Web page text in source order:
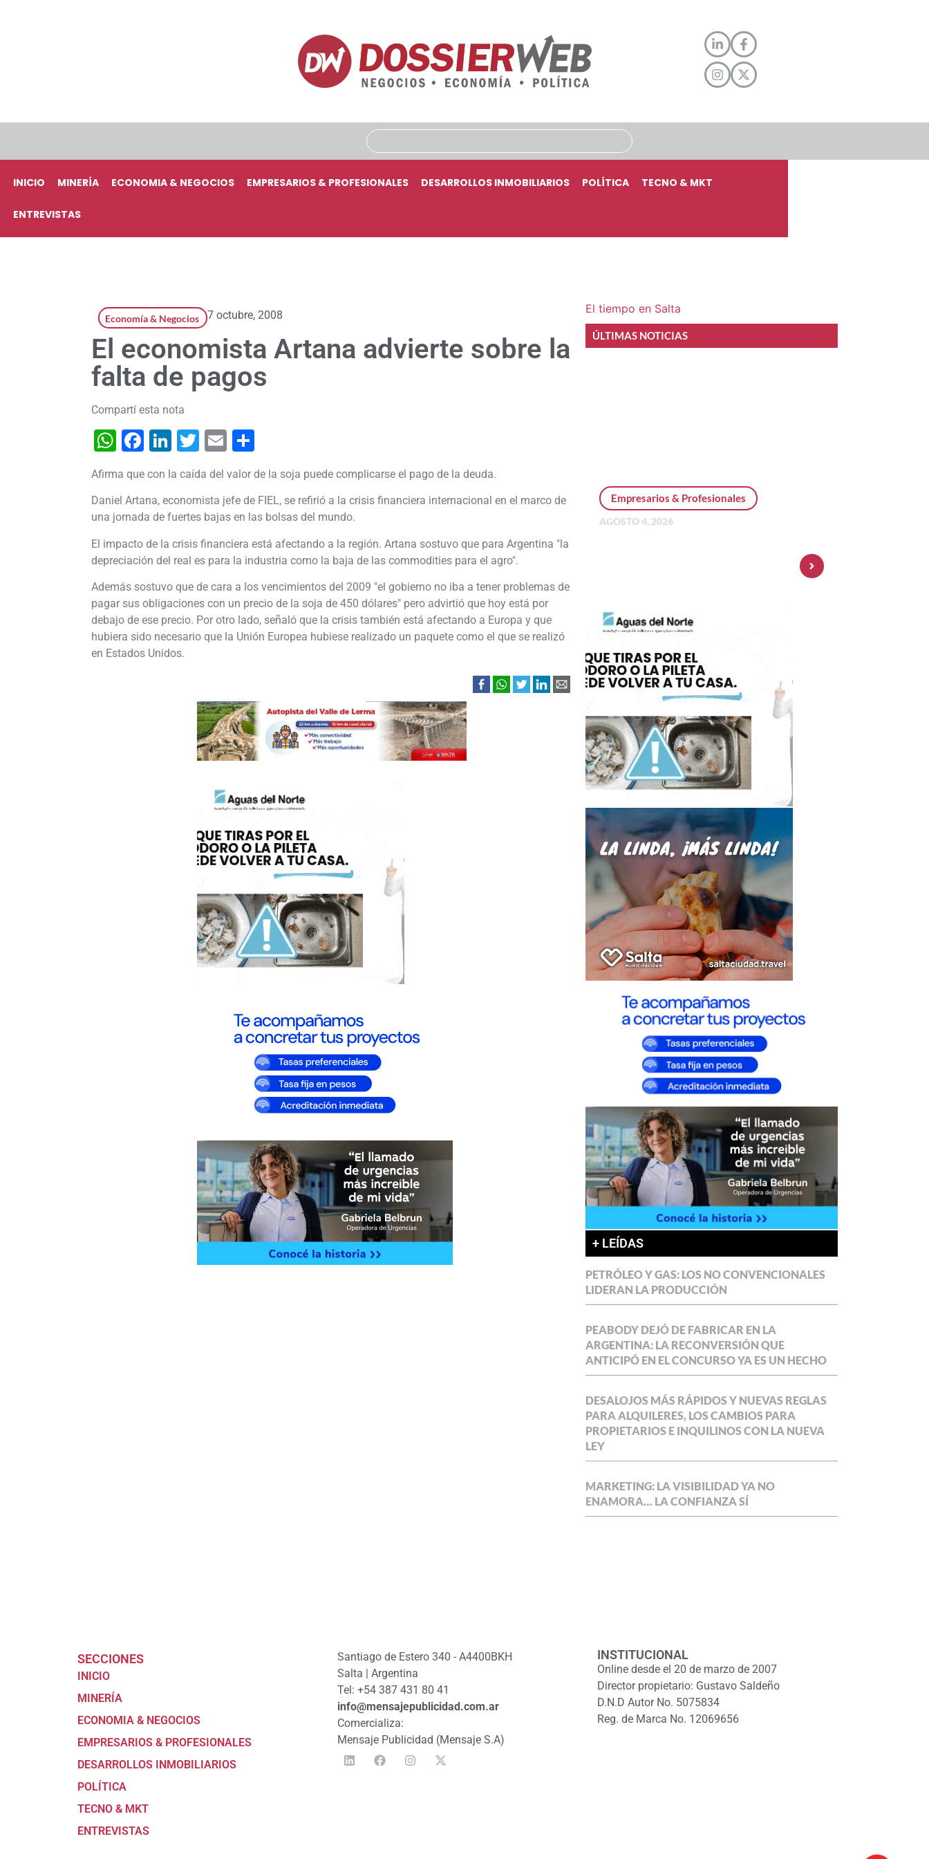
INICIO MINERÍA ECONOMIA & NEGOCIOS EMPRESARIOS & PROFESIONALES DESARROLLOS INMOBILIARIOS POLÍTICA TECNO & MKT
ENTREVISTAS
Economía & Negocios 7 octubre, 2008
El economista Artana advierte sobre la
falta de pagos
Compartí esta nota
WhatsApp
Facebook
LinkedIn
Twitter
Email
Afirma que con la caída del valor de la soja puede complicarse el pago de la deuda.
Daniel Artana, economista jefe de FIEL, se refirió a la crisis financiera internacional en el marco de
una jornada de fuertes bajas en las bolsas del mundo.
El impacto de la crisis financiera está afectando a la región. Artana sostuvo que para Argentina "la
depreciación del real es para la industria como la baja de las commodities para el agro".
Además sostuvo que de cara a los vencimientos del 2009 "el gobierno no iba a tener problemas de
pagar sus obligaciones con un precio de la soja de 450 dólares" pero advirtió que hoy está por
debajo de ese precio. Por otro lado, señaló que la crisis también está afectando a Europa y que
hubiera sido necesario que la Unión Europea hubiese realizado un paquete como el que se realizó
en Estados Unidos.
El tiempo en Salta
ÚLTIMAS NOTICIAS
Empresarios & Profesionales
AGOSTO 4, 2026
+ LEÍDAS
PETRÓLEO Y GAS: LOS NO CONVENCIONALES
LIDERAN LA PRODUCCIÓN
PEABODY DEJÓ DE FABRICAR EN LA
ARGENTINA: LA RECONVERSIÓN QUE
ANTICIPÓ EN EL CONCURSO YA ES UN HECHO
DESALOJOS MÁS RÁPIDOS Y NUEVAS REGLAS
PARA ALQUILERES, LOS CAMBIOS PARA
PROPIETARIOS E INQUILINOS CON LA NUEVA
LEY
MARKETING: LA VISIBILIDAD YA NO
ENAMORA… LA CONFIANZA SÍ
SECCIONES
INICIO
MINERÍA
ECONOMIA & NEGOCIOS
EMPRESARIOS & PROFESIONALES
DESARROLLOS INMOBILIARIOS
POLÍTICA
TECNO & MKT
ENTREVISTAS
Santiago de Estero 340 - A4400BKH
Salta | Argentina
Tel: +54 387 431 80 41
info@mensajepublicidad.com.ar
Comercializa:
Mensaje Publicidad (Mensaje S.A)
INSTITUCIONAL
Online desde el 20 de marzo de 2007
Director propietario: Gustavo Saldeño
D.N.D Autor No. 5075834
Reg. de Marca No. 12069656